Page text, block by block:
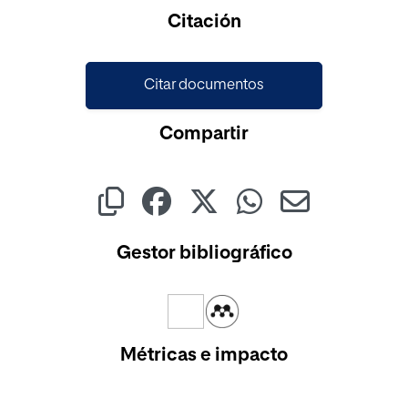
Citación
Citar documentos
Compartir
Gestor bibliográfico
Métricas e impacto